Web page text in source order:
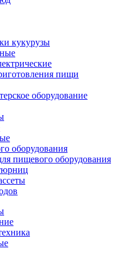
кукурузы
пищи
оборудование
оборудования
пищевого оборудования